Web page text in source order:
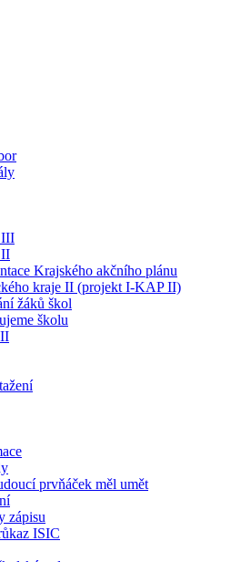
III
II
Krajského akčního plánu
kraje II (projekt I-KAP II)
žáků škol
školu
prvňáček měl umět
zápisu
ISIC